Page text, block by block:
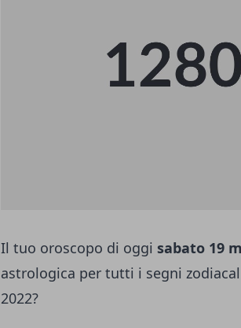
Il tuo oroscopo di oggi sabato 19
astrologica per tutti i segni
2022?